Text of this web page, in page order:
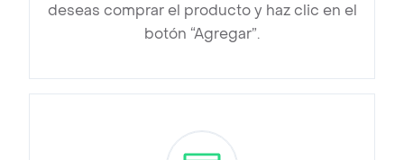
deseas comprar el producto y haz clic en el
botón “Agregar”.